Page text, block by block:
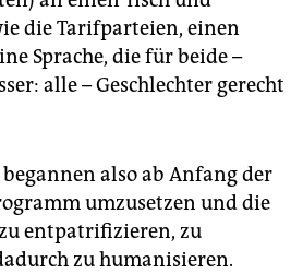
die Tarifparteien, einen
Sprache, die für beide –
alle – Geschlechter gerecht
also ab Anfang der
umzusetzen und die
entpatrifizieren, zu
zu humanisieren.